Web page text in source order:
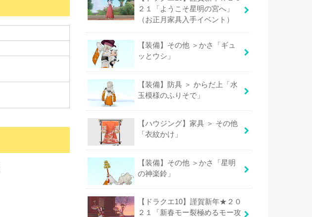
２１「ようこそ星明の宮へ」
（お正月家具入手イベント）
【装備】その他 ＞かさ「ギュ
ッとウシ」
【装備】防具 ＞ からだ上「水
玉模様のふりそで」
【ハウジング】家具 ＞ その他
「衣紋かけ」
【装備】その他 ＞かさ「星明
の神楽鈴」
【ドラクエ10】謹賀新年★２０
２１「新春モー裂極めるモー攻